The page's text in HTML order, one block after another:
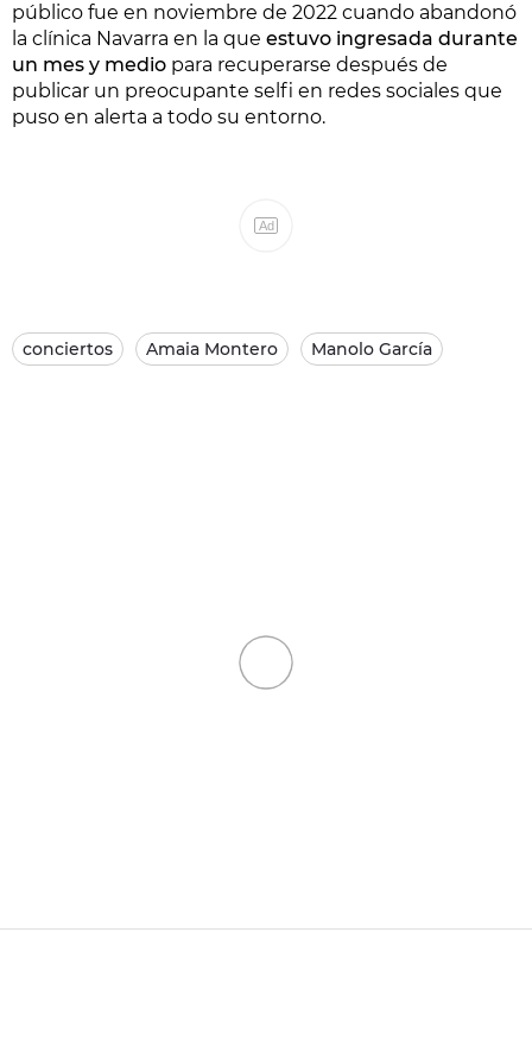
público fue en noviembre de 2022 cuando abandonó
la clínica Navarra en la que estuvo ingresada durante
un mes y medio para recuperarse después de
publicar un preocupante selfi en redes sociales que
puso en alerta a todo su entorno.
Ad
conciertos Amaia Montero Manolo García